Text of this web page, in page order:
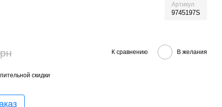
Артикул
9745197S
К сравнению В желания
скидки